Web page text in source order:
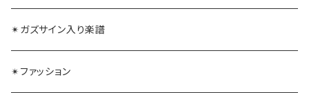
毛糸ウクレレストラップ
✴︎ガズサイン入り楽譜
✴︎ファッション